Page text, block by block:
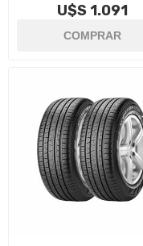
U$S 1.091